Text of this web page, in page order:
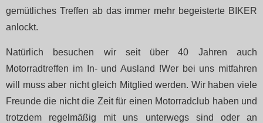
gemütliches Treffen ab das immer mehr begeisterte BIKER
anlockt.
Natürlich besuchen wir seit über 40 Jahren auch
Motorradtreffen im In- und Ausland !Wer bei uns mitfahren
will muss aber nicht gleich Mitglied werden. Wir haben viele
Freunde die nicht die Zeit für einen Motorradclub haben und
trotzdem regelmäßig mit uns unterwegs sind oder an